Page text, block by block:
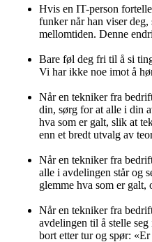
Hvis en IT-person
funker når han viser
mellomtiden. Denne
Bare føl deg fri til å si
Vi har ikke noe imot å
Når en tekniker fra
din, sørg for at alle i din
hva som er galt, slik at
enn et bredt utvalg av
Når en tekniker fra
alle i avdelingen står og
glemme hva som er galt,
Når en tekniker fra
avdelingen til å stelle
bort etter tur og spør: